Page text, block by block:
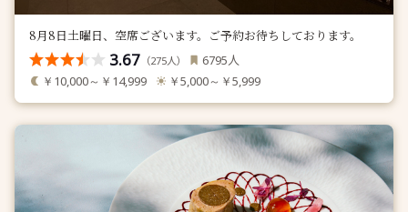
8月8日土曜日、空席ございます。ご予約お待ちしております。
3.67 （275人） 6795人
￥10,000～￥14,999 ￥5,000～￥5,999